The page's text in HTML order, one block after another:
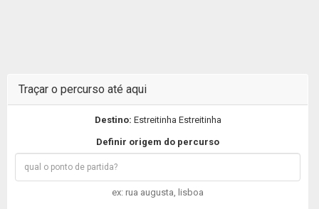
Traçar o percurso até aqui
Destino: Estreitinha Estreitinha
Definir origem do percurso
ex: rua augusta, lisboa